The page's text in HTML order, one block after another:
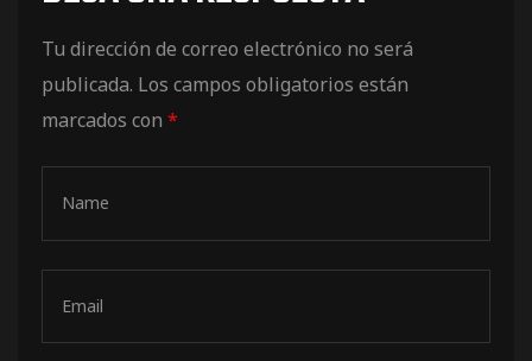
Tu dirección de correo electrónico no será
publicada. Los campos obligatorios están
marcados con *